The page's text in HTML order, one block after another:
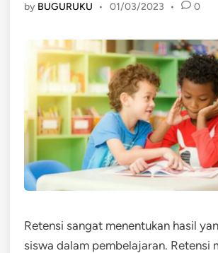
by BUGURUKU • 01/03/2023 • 0
Retensi sangat menentukan hasil
siswa dalam pembelajaran. Retensi